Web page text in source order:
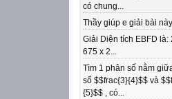
có chung...
Thầy giúp e giải bài
Giải Diện tích EBFD là:
675 x 2...
Tìm 1 phân số nằm
số $$frac{3}{4}$$ và
{5}$$ , có...